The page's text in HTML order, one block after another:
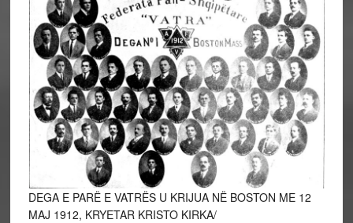
DEGA E PARË E VATRËS U KRIJUA NË BOSTON ME 12
MAJ 1912, KRYETAR KRISTO KIRKA/